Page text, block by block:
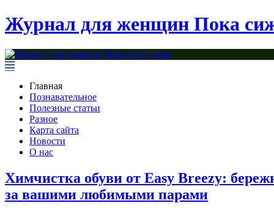
Журнал для женщин Пока
Главная
Познавательное
Полезные статьи
Разное
Карта сайта
Новости
О нас
Химчистка обуви от Easy Breezy:
за вашими любимыми парами